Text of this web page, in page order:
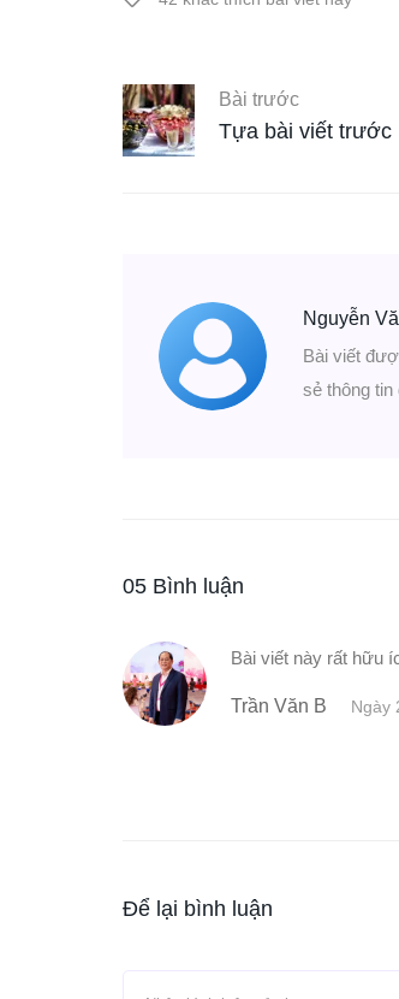
Bài trước
Tựa bài viết trước
Nguyễn
Bài viết
sẻ thông tin
05 Bình luận
Bài viết này rất hữu
Trần Văn B Ngày
Để lại bình luận